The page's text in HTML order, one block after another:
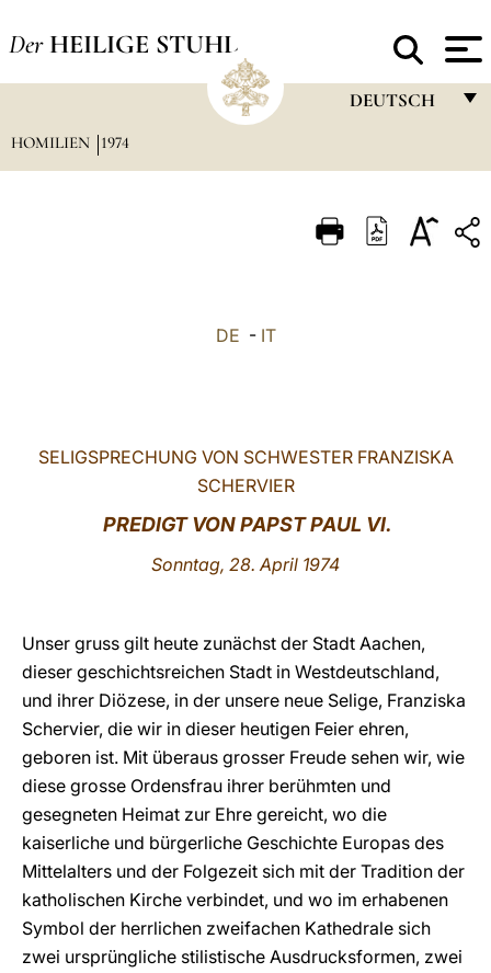
Der HEILIGE STUHL
DEUTSCH
ITALIANO
LATINE
HOMILIEN 1974
DE - IT
SELIGSPRECHUNG VON SCHWESTER FRANZISKA
SCHERVIER
PREDIGT VON PAPST PAUL VI.
Sonntag, 28. April 1974
Unser gruss gilt heute zunächst der Stadt Aachen,
dieser geschichtsreichen Stadt in Westdeutschland,
und ihrer Diözese, in der unsere neue Selige, Franziska
Schervier, die wir in dieser heutigen Feier ehren,
geboren ist. Mit überaus grosser Freude sehen wir, wie
diese grosse Ordensfrau ihrer berühmten und
gesegneten Heimat zur Ehre gereicht, wo die
kaiserliche und bürgerliche Geschichte Europas des
Mittelalters und der Folgezeit sich mit der Tradition der
katholischen Kirche verbindet, und wo im erhabenen
Symbol der herrlichen zweifachen Kathedrale sich
zwei ursprüngliche stilistische Ausdrucksformen, zwei